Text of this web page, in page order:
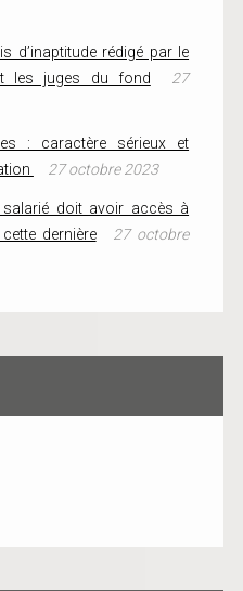
d’inaptitude rédigé par le
les juges du fond
27
: caractère sérieux et
27 octobre 2023
salarié doit avoir accès à
dernière
27 octobre